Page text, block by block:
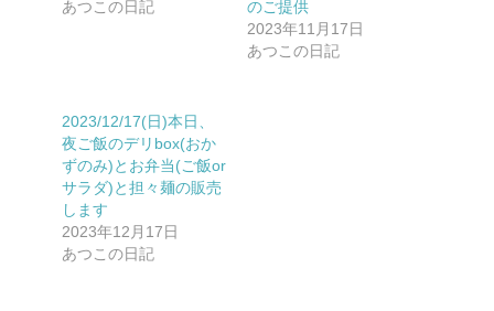
あつこの日記
のご提供
2023年11月17日
あつこの日記
2023/12/17(日)本日、
夜ご飯のデリbox(おか
ずのみ)とお弁当(ご飯or
サラダ)と担々麺の販売
します
2023年12月17日
あつこの日記